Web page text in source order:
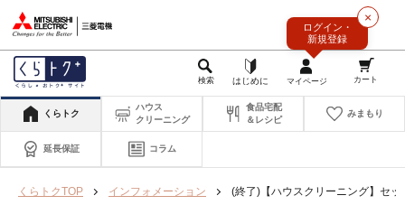
×
ログイン・
新規登録
くらトク
ハウス
クリーニング
食品宅配
＆レシピ
みまもり
延長保証 コラム
くらトクTOP インフォメーション (終了)【ハウスクリーニング】セ